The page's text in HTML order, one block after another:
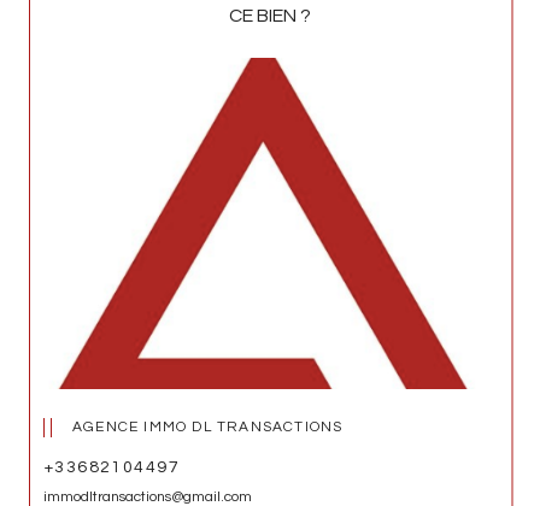
CE BIEN ?
AGENCE IMMO DL TRANSACTIONS
+33682104497
immodltransactions@gmail.com